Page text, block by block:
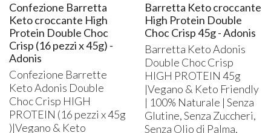
Confezione Barretta
Keto croccante High
Protein Double Choc
Crisp (16 pezzi x 45g) -
Adonis
Confezione Barrette
Keto Adonis Double
Choc Crisp HIGH
PROTEIN (16 pezzi x 45g
)|Vegano & Keto
Barretta Keto croccante
High Protein Double
Choc Crisp 45g - Adonis
Barretta Keto Adonis
Double Choc Crisp
HIGH PROTEIN 45g
|Vegano & Keto Friendly
| 100% Naturale | Senza
Glutine, Senza Zuccheri,
Senza Olio di Palma,